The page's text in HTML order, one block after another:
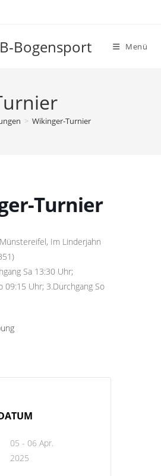
Bogensport Menü
> Wikinger-Turnier
Turnier
Im Linderjahn
Sa 13:30 Uhr;
09:15 Uhr; 3.Durchgang So
05 - 06 Apr.
2025